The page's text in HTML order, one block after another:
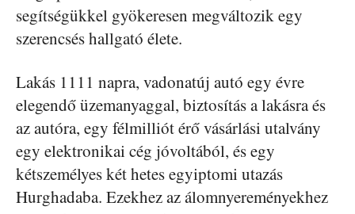
segítségükkel gyökeresen megváltozik egy
szerencsés hallgató élete.
Lakás 1111 napra, vadonatúj autó egy évre
elegendő üzemanyaggal, biztosítás a lakásra és
az autóra, egy félmilliót érő vásárlási utalvány
egy elektronikai cég jóvoltából, és egy
kétszemélyes két hetes egyiptomi utazás
Hurghadaba. Ezekhez az álomnyereményekhez